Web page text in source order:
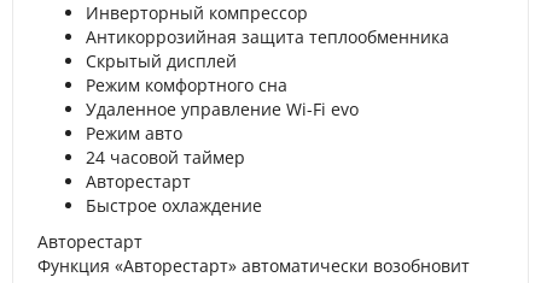
Инверторный компрессор
Антикоррозийная защита теплообменника
Скрытый дисплей
Режим комфортного сна
Удаленное управление Wi-Fi evo
Режим авто
24 часовой таймер
Авторестарт
Быстрое охлаждение
Авторестарт
Функция «Авторестарт» автоматически возобновит